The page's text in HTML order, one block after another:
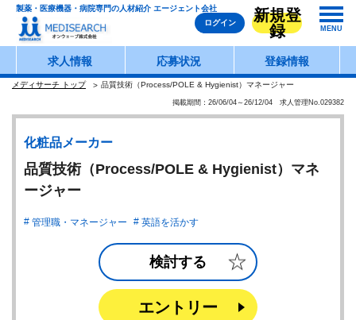
製薬・医療機器・病院専門の人材紹介 エージェント会社
ログイン
新規登
録
MENU
求人情報 応募状況 登録情報
メディサーチ トップ 品質技術（Process/POLE & Hygienist）マネージャー
掲載期間：26/06/04～26/12/04 求人管理No.029382
化粧品メーカー
品質技術（Process/POLE & Hygienist）マネ
ージャー
管理職・マネージャー 英語を活かす
検討する
エントリー